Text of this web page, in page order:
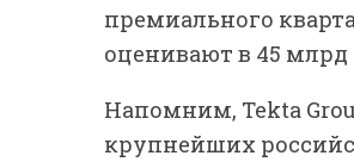
премиального
оценивают в 45 млрд
Напомним, Tekta
крупнейших